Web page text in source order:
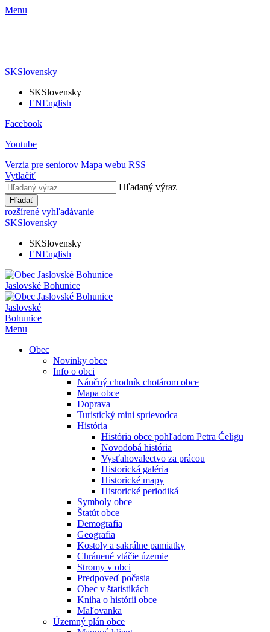
Menu
SKSlovensky
SKSlovensky
ENEnglish
Facebook
Youtube
Verzia pre seniorov Mapa webu RSS
Vytlačiť
Hľadaný výraz
Hľadať
rozšírené vyhľadávanie
SKSlovensky
SKSlovensky
ENEnglish
Jaslovské Bohunice
Jaslovské
Bohunice
Menu
Obec
Novinky obce
Info o obci
Náučný chodník chotárom obce
Mapa obce
Doprava
Turistický mini sprievodca
História
História obce pohľadom Petra Čeligu
Novodobá história
Vysťahovalectvo za prácou
Historická galéria
Historické mapy
Historické periodiká
Symboly obce
Štatút obce
Demografia
Geografia
Kostoly a sakrálne pamiatky
Chránené vtáčie územie
Stromy v obci
Predpoveď počasia
Obec v štatistikách
Kniha o histórii obce
Maľovanka
Územný plán obce